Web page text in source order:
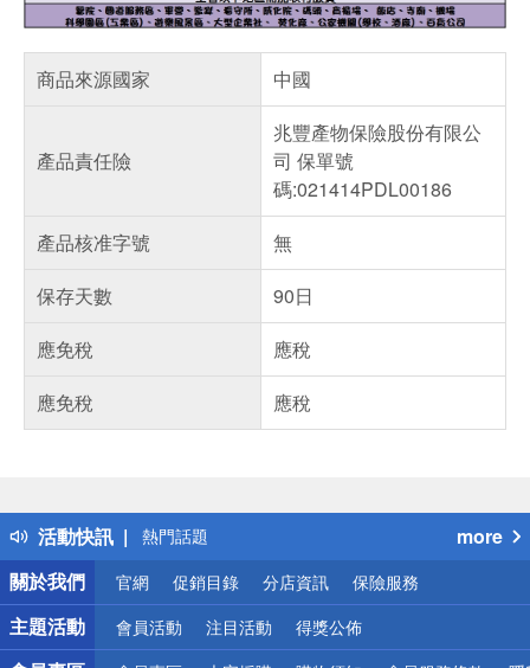
商品來源國家 中國
產品責任險
兆豐產物保險股份有限公
司 保單號
碼:021414PDL00186
產品核准字號
無
保存天數
90日
應免稅
應稅
應免稅
應稅
活動快訊
得獎公告
熱門話題
銀行優惠
偏遠地區配送
詐騙網頁！請小心！
more
關於我們
官網 促銷目錄 分店資訊 保險服務
主題活動 會員活動 注目活動 得獎公佈